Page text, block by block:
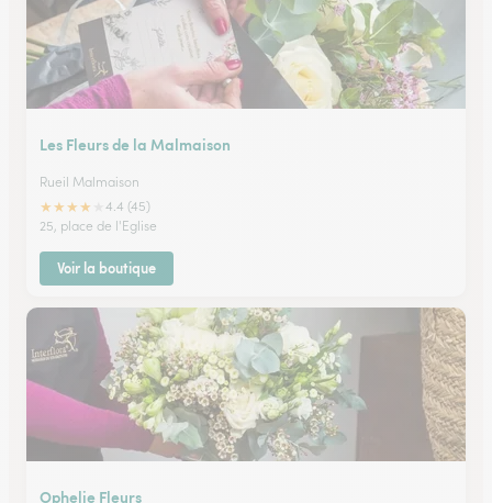
Les Fleurs de la Malmaison
Rueil Malmaison
★★★★
4.4 (45)
25, place de l'Eglise
Voir la boutique
Ophelie Fleurs